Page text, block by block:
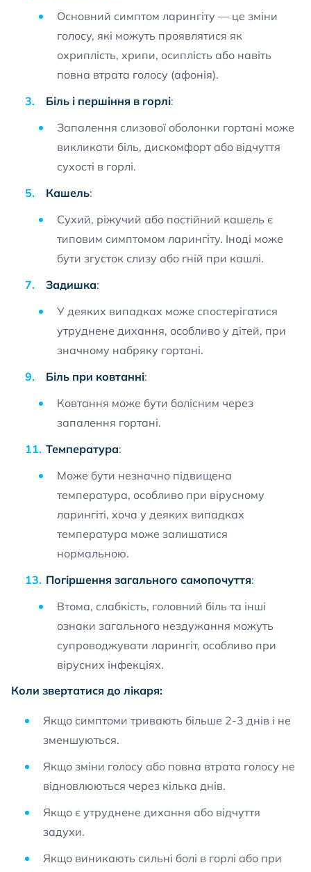
Основний симптом ларингіту — це зміни
голосу, які можуть проявлятися як
охриплість, хрипи, осиплість або навіть
повна втрата голосу (афонія).
Біль і першіння в горлі:
Запалення слизової оболонки гортані може
викликати біль, дискомфорт або відчуття
сухості в горлі.
Кашель:
Сухий, ріжучий або постійний кашель є
типовим симптомом ларингіту. Іноді може
бути згусток слизу або гній при кашлі.
Задишка:
У деяких випадках може спостерігатися
утруднене дихання, особливо у дітей, при
значному набряку гортані.
Біль при ковтанні:
Ковтання може бути болісним через
запалення гортані.
Температура:
Може бути незначно підвищена
температура, особливо при вірусному
ларингіті, хоча у деяких випадках
температура може залишатися
нормальною.
Погіршення загального самопочуття:
Втома, слабкість, головний біль та інші
ознаки загального нездужання можуть
супроводжувати ларингіт, особливо при
вірусних інфекціях.
Коли звертатися до лікаря:
Якщо симптоми тривають більше 2-3 днів і не
зменшуються.
Якщо зміни голосу або повна втрата голосу не
відновлюються через кілька днів.
Якщо є утруднене дихання або відчуття
задухи.
Якщо виникають сильні болі в горлі або при